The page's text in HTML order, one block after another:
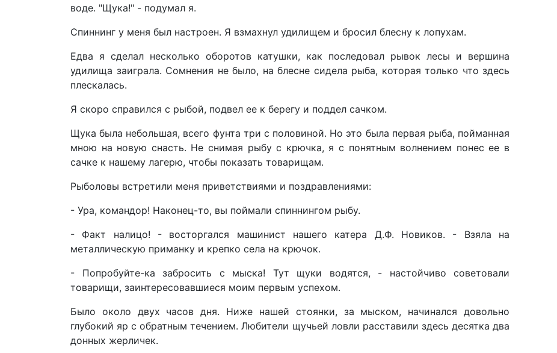
воде. "Щука!" - подумал я.
Спиннинг у меня был настроен. Я взмахнул удилищем и бросил блесну к лопухам.
Едва я сделал несколько оборотов катушки, как последовал рывок лесы и вершина
удилища заиграла. Сомнения не было, на блесне сидела рыба, которая только что здесь
плескалась.
Я скоро справился с рыбой, подвел ее к берегу и поддел сачком.
Щука была небольшая, всего фунта три с половиной. Но это была первая рыба, пойманная
мною на новую снасть. Не снимая рыбу с крючка, я с понятным волнением понес ее в
сачке к нашему лагерю, чтобы показать товарищам.
Рыболовы встретили меня приветствиями и поздравлениями:
- Ура, командор! Наконец-то, вы поймали спиннингом рыбу.
- Факт налицо! - восторгался машинист нашего катера Д.Ф. Новиков. - Взяла на
металлическую приманку и крепко села на крючок.
- Попробуйте-ка забросить с мыска! Тут щуки водятся, - настойчиво советовали
товарищи, заинтересовавшиеся моим первым успехом.
Было около двух часов дня. Ниже нашей стоянки, за мыском, начинался довольно
глубокий яр с обратным течением. Любители щучьей ловли расставили здесь десятка два
донных жерличек.